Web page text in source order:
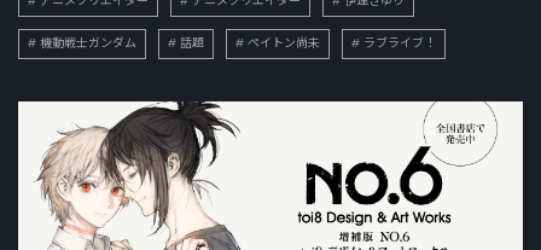
機動戦士ガンダム 話題 ペイトン尚未 ラブライブ！